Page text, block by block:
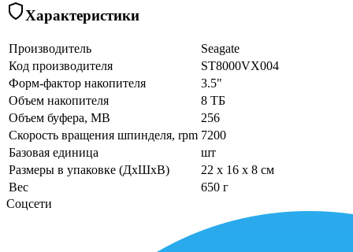
Характеристики
Производитель
Seagate
Код производителя
ST8000VX004
Форм-фактор накопителя
3.5"
Объем накопителя
8 ТБ
Объем буфера, MB
256
Скорость вращения шпинделя, rpm 7200
Базовая единица
шт
Размеры в упаковке (ДхШхВ)
22 x 16 x 8 см
Вес
650 г
Соцсети